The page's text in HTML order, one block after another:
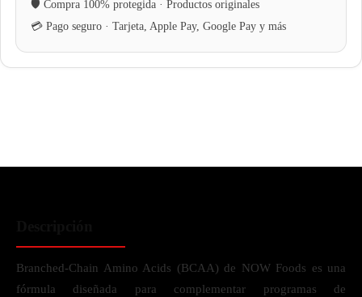
Branched-Chain Amino Acids (BCAA) de NOW Foods es una
fórmula diseñada para complementar programas de